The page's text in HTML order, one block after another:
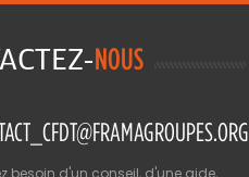
NOUS
besoin d'un conseil, d'une aide,